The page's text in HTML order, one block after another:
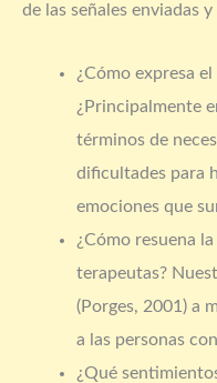
de las señales enviadas
¿Cómo expresa
¿Principalmente
términos de
dificultades para
emociones que
¿Cómo resuena
terapeutas?
(Porges, 2001) a
a las personas
¿Qué